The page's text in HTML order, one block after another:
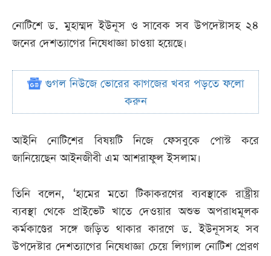
নোটিশে ড. মুহাম্মদ ইউনূস ও সাবেক সব উপদেষ্টাসহ ২৪
জনের দেশত্যাগের নিষেধাজ্ঞা চাওয়া হয়েছে।
গুগল নিউজে ভোরের কাগজের খবর পড়তে ফলো
করুন
আইনি নোটিশের বিষয়টি নিজে ফেসবুকে পোস্ট করে
জানিয়েছেন আইনজীবী এম আশরাফুল ইসলাম।
তিনি বলেন, ‘হামের মতো টিকাকরণের ব্যবস্থাকে রাষ্ট্রীয়
ব্যবস্থা থেকে প্রাইভেট খাতে দেওয়ার অশুভ অপরাধমূলক
কর্মকাণ্ডের সঙ্গে জড়িত থাকার কারণে ড. ইউনূসসহ সব
উপদেষ্টার দেশত্যাগের নিষেধাজ্ঞা চেয়ে লিগ্যাল নোটিশ প্রেরণ